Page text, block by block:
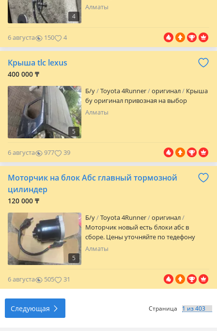
4
Алматы
6 августа 150 4
Крыша tlc lexus
400 000 ₸
5
Б/y Toyota 4Runner оригинал
Крыша
бу оригинал привозная на выбор
Алматы
6 августа 977 39
Моторчик на блок Абс главный тормозной
цилиндер
120 000 ₸
5
Б/y Toyota 4Runner
оригинал
Моторчик новый есть блоки абс в
сборе. Цены уточняйте по тедефону
Алматы
6 августа 505 31
Следующая Страница